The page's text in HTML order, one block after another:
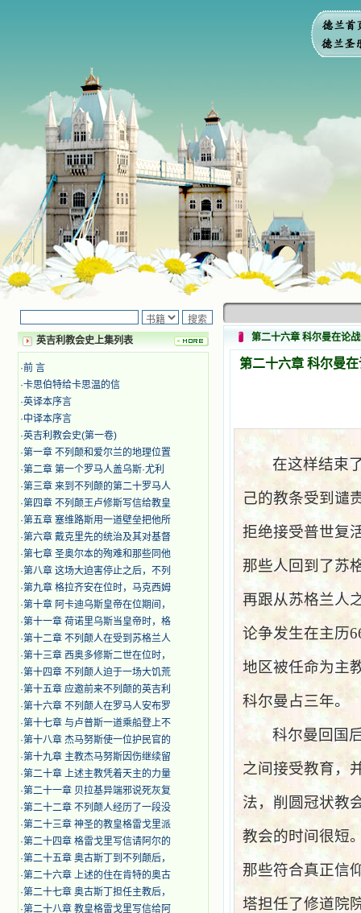
英吉利教会史上集列表
·前 言
·卡思伯特给卡思温的信
·英译本序言
·中译本序言
·英吉利教会史(第一卷)
·第一章 不列颠和爱尔兰的地理位置
·第二章 第一个罗马人盖乌斯·尤利
·第三章 来到不列颠的第二十罗马人
·第四章 不列颠王卢修斯写信给教皇
·第五章 塞维路斯用一道壁垒把他所
·第六章 戴克里先的统治及其对基督
·第七章 圣奥尔本的殉难和那些同他
·第八章 这场大迫害停止之后，不列
·第九章 格拉齐安在位时，马克西姆
·第十章 阿卡迪乌斯皇帝在位期间，
·第十一章 荷诺里乌斯当皇帝时，格
·第十二章 不列颠人在受到苏格兰人
·第十三章 西奥多修斯二世在位时，
·第十四章 不列颠人迫于一场大饥荒
·第十五章 应邀前来不列颠的英吉利
·第十六章 不列颠人在罗马人安布罗
·第十七章 与卢普斯一道乘船登上不
·第十八章 杰马努斯使一位护民官的
·第十九章 主教杰马努斯因伤继续留
·第二十章 上述主教凭着天主的力量
·第二十一章 贝拉基异端邪说死灰复
·第二十二章 不列颠人经历了一段没
·第二十三章 神圣的教皇格雷戈里派
·第二十四章 格雷戈里写信请阿尔的
·第二十五章 奥古斯丁到不列颠后，
·第二十六章 上述的住在肯特的奥古
·第二十七章 奥古斯丁担任主教后，
·第二十八章 教皇格雷戈里写信给阿
第二十六章 科尔曼在论
第二十六章 科尔曼
在这样结束
己的教条受到谴
拒绝接受普世复
那些人回到了苏
再跟从苏格兰人
论争发生在主历
地区被任命为主
科尔曼占三年。
科尔曼回国
之间接受教育，
法，削圆冠状教
教会的时间很短
那些符合真正信
塔担任了修道院